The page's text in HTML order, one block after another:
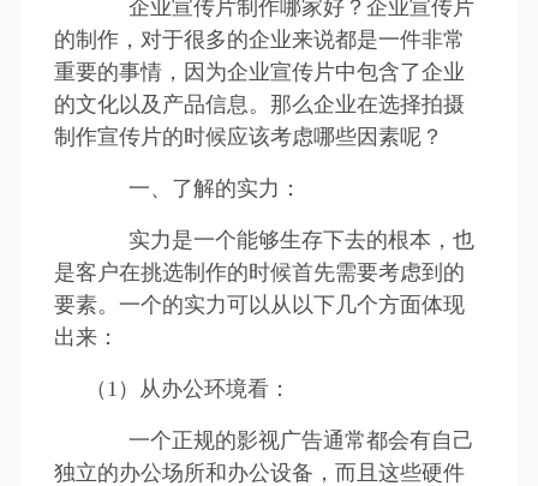
企业宣传片制作哪家好？企业宣传片
的制作，对于很多的企业来说都是一件非常
重要的事情，因为企业宣传片中包含了企业
的文化以及产品信息。那么企业在选择拍摄
制作宣传片的时候应该考虑哪些因素呢？
一、了解的实力：
实力是一个能够生存下去的根本，也
是客户在挑选制作的时候首先需要考虑到的
要素。一个的实力可以从以下几个方面体现
出来：
（1）从办公环境看：
一个正规的影视广告通常都会有自己
独立的办公场所和办公设备，而且这些硬件